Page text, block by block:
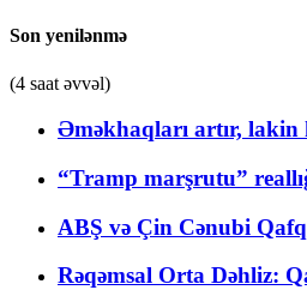
Son yenilənmə
(4 saat əvvəl)
Əməkhaqları artır, lakin
“Tramp marşrutu”
ABŞ və Çin Cənubi
Rəqəmsal Orta Dəhliz: